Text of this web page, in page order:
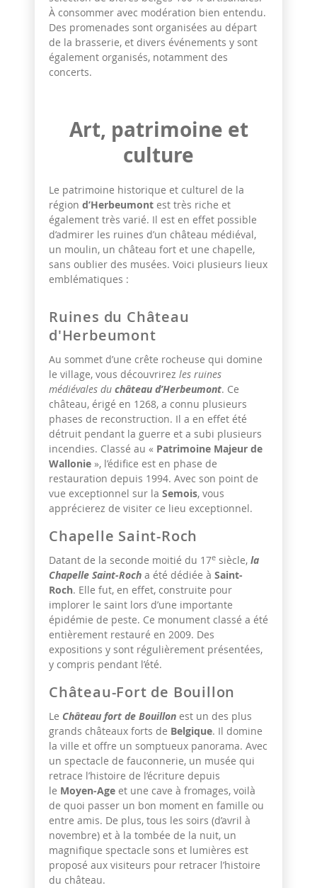
À consommer avec modération bien entendu.
Des promenades sont organisées au départ
de la brasserie, et divers événements y sont
également organisés, notamment des
concerts.
Art, patrimoine et
culture
Le patrimoine historique et culturel de la
région d’Herbeumont est très riche et
également très varié. Il est en effet possible
d’admirer les ruines d’un château médiéval,
un moulin, un château fort et une chapelle,
sans oublier des musées. Voici plusieurs lieux
emblématiques :
Ruines du Château
d'Herbeumont
Au sommet d’une crête rocheuse qui domine
le village, vous découvrirez les ruines
médiévales du château d’Herbeumont. Ce
château, érigé en 1268, a connu plusieurs
phases de reconstruction. Il a en effet été
détruit pendant la guerre et a subi plusieurs
incendies. Classé au « Patrimoine Majeur de
Wallonie », l’édifice est en phase de
restauration depuis 1994. Avec son point de
vue exceptionnel sur la Semois, vous
apprécierez de visiter ce lieu exceptionnel.
Chapelle Saint-Roch
Datant de la seconde moitié du 17e siècle, la
Chapelle Saint-Roch a été dédiée à Saint-
Roch. Elle fut, en effet, construite pour
implorer le saint lors d’une importante
épidémie de peste. Ce monument classé a été
entièrement restauré en 2009. Des
expositions y sont régulièrement présentées,
y compris pendant l’été.
Château-Fort de Bouillon
Le Château fort de Bouillon est un des plus
grands châteaux forts de Belgique. Il domine
la ville et offre un somptueux panorama. Avec
un spectacle de fauconnerie, un musée qui
retrace l’histoire de l’écriture depuis
le Moyen-Age et une cave à fromages, voilà
de quoi passer un bon moment en famille ou
entre amis. De plus, tous les soirs (d’avril à
novembre) et à la tombée de la nuit, un
magnifique spectacle sons et lumières est
proposé aux visiteurs pour retracer l’histoire
du château.